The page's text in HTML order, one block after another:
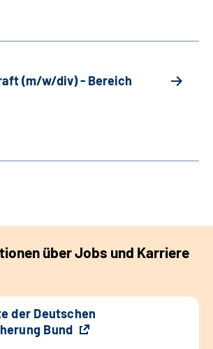
(m/w/div) - Bereich
über Jobs und Karriere
der Deutschen
Bund